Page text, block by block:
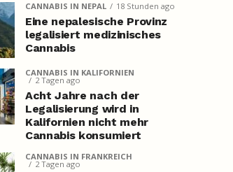
CANNABIS IN NEPAL 18 Stunden ago
Eine nepalesische Provinz
legalisiert medizinisches
Cannabis
CANNABIS IN KALIFORNIEN
2 Tagen ago
Acht Jahre nach der
Legalisierung wird in
Kalifornien nicht mehr
Cannabis konsumiert
CANNABIS IN FRANKREICH
2 Tagen ago